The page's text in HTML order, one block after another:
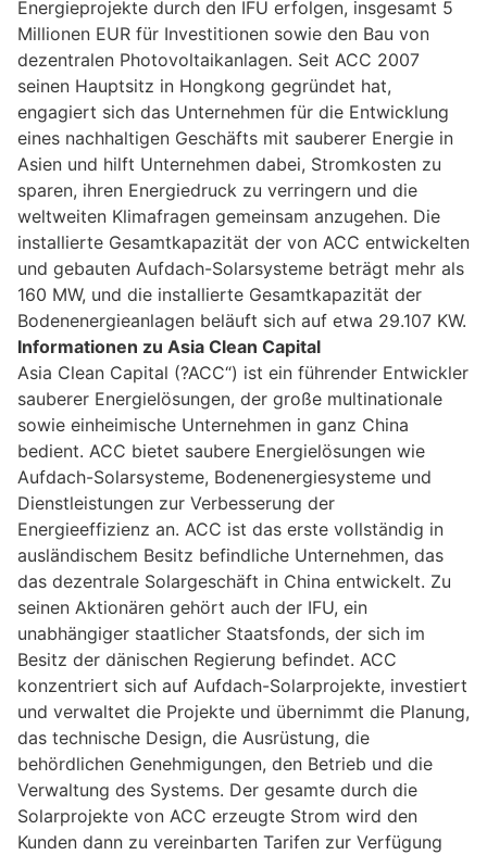
Energieprojekte durch den IFU erfolgen, insgesamt 5
Millionen EUR für Investitionen sowie den Bau von
dezentralen Photovoltaikanlagen. Seit ACC 2007
seinen Hauptsitz in Hongkong gegründet hat,
engagiert sich das Unternehmen für die Entwicklung
eines nachhaltigen Geschäfts mit sauberer Energie in
Asien und hilft Unternehmen dabei, Stromkosten zu
sparen, ihren Energiedruck zu verringern und die
weltweiten Klimafragen gemeinsam anzugehen. Die
installierte Gesamtkapazität der von ACC entwickelten
und gebauten Aufdach-Solarsysteme beträgt mehr als
160 MW, und die installierte Gesamtkapazität der
Bodenenergieanlagen beläuft sich auf etwa 29.107 KW.
Informationen zu Asia Clean Capital
Asia Clean Capital (?ACC“) ist ein führender Entwickler
sauberer Energielösungen, der große multinationale
sowie einheimische Unternehmen in ganz China
bedient. ACC bietet saubere Energielösungen wie
Aufdach-Solarsysteme, Bodenenergiesysteme und
Dienstleistungen zur Verbesserung der
Energieeffizienz an. ACC ist das erste vollständig in
ausländischem Besitz befindliche Unternehmen, das
das dezentrale Solargeschäft in China entwickelt. Zu
seinen Aktionären gehört auch der IFU, ein
unabhängiger staatlicher Staatsfonds, der sich im
Besitz der dänischen Regierung befindet. ACC
konzentriert sich auf Aufdach-Solarprojekte, investiert
und verwaltet die Projekte und übernimmt die Planung,
das technische Design, die Ausrüstung, die
behördlichen Genehmigungen, den Betrieb und die
Verwaltung des Systems. Der gesamte durch die
Solarprojekte von ACC erzeugte Strom wird den
Kunden dann zu vereinbarten Tarifen zur Verfügung